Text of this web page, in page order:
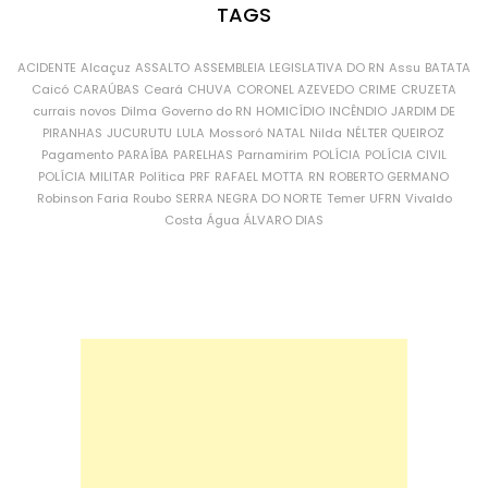
TAGS
ACIDENTE Alcaçuz ASSALTO ASSEMBLEIA LEGISLATIVA DO RN Assu BATATA
Caicó CARAÚBAS Ceará CHUVA CORONEL AZEVEDO CRIME CRUZETA
currais novos Dilma Governo do RN HOMICÍDIO INCÊNDIO JARDIM DE
PIRANHAS JUCURUTU LULA Mossoró NATAL Nilda NÉLTER QUEIROZ
Pagamento PARAÍBA PARELHAS Parnamirim POLÍCIA POLÍCIA CIVIL
POLÍCIA MILITAR Política PRF RAFAEL MOTTA RN ROBERTO GERMANO
Robinson Faria Roubo SERRA NEGRA DO NORTE Temer UFRN Vivaldo
Costa Água ÁLVARO DIAS